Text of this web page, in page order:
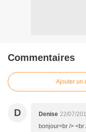
Commentaires
Ajouter un
D Denise 22/07/
bonjour<br />